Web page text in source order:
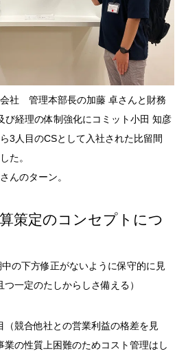
社 管理本部長の加藤 卓さんと財務
び経理の体制強化にコミット小田 知彦
3人目のCSとして入社された比留間
た。
んのターン。
算策定のコンセプトにつ
の下方修正がないように保守的に見
一定のたしからしさ備える）
（競合他社との営業利益の格差を見
業の性質上困難のためコスト管理はし